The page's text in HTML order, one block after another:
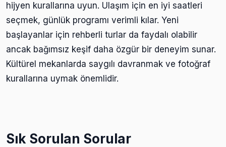
hijyen kurallarına uyun. Ulaşım için en iyi saatleri
seçmek, günlük programı verimli kılar. Yeni
başlayanlar için rehberli turlar da faydalı olabilir
ancak bağımsız keşif daha özgür bir deneyim sunar.
Kültürel mekanlarda saygılı davranmak ve fotoğraf
kurallarına uymak önemlidir.
Sık Sorulan Sorular